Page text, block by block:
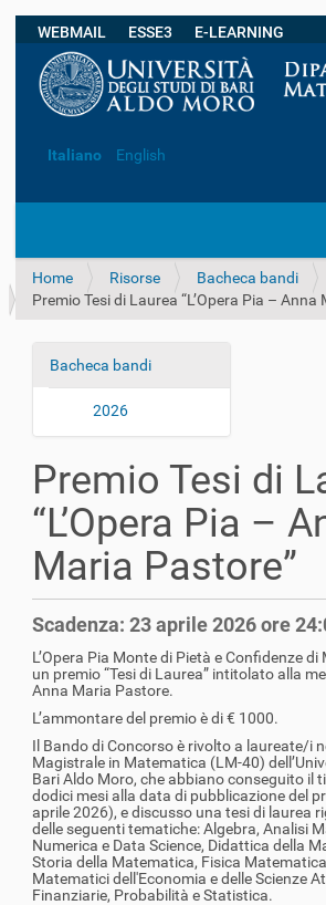
WEBMAIL ESSE3 E-LEARNING
Italiano English
z
o
Home Risorse Bacheca bandi
Premio Tesi di Laurea “L’Opera Pia – Anna
N
g
a
z
i
n
e
Bacheca bandi
2026
Premio Tesi di
“L’Opera Pia –
Maria Pastore”
Scadenza: 23 aprile 2026 ore
L’Opera Pia Monte di Pietà e Confidenze
un premio “Tesi di Laurea” intitolato alla
Anna Maria Pastore.
L’ammontare del premio è di € 1000.
Il Bando di Concorso è rivolto a laureate/i
Magistrale in Matematica (LM-40)
Bari Aldo Moro, che abbiano conseguito il
dodici mesi alla data di pubblicazione del
aprile 2026), e discusso una tesi di laurea
delle seguenti tematiche: Algebra, Analisi
Numerica e Data Science, Didattica della
Storia della Matematica, Fisica
Matematici dell'Economia e delle Scienze
Finanziarie, Probabilità e Statistica.